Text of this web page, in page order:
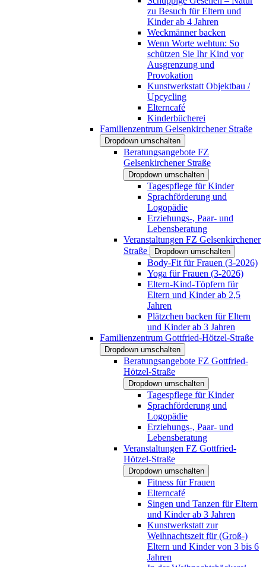
zu Besuch für Eltern und
Kinder ab 4 Jahren
Weckmänner backen
Wenn Worte wehtun: So
schützen Sie Ihr Kind vor
Ausgrenzung und
Provokation
Kunstwerkstatt Objektbau /
Upcycling
Elterncafé
Kinderbücherei
Familienzentrum Gelsenkirchener Straße
Dropdown umschalten
Beratungsangebote FZ
Gelsenkirchener Straße
Dropdown umschalten
Tagespflege für Kinder
Sprachförderung und
Logopädie
Erziehungs-, Paar- und
Lebensberatung
Veranstaltungen FZ Gelsenkirchener
Straße
Dropdown umschalten
Body-Fit für Frauen (3-2026)
Yoga für Frauen (3-2026)
Eltern-Kind-Töpfern für
Eltern und Kinder ab 2,5
Jahren
Plätzchen backen für Eltern
und Kinder ab 3 Jahren
Familienzentrum Gottfried-Hötzel-Straße
Dropdown umschalten
Beratungsangebote FZ Gottfried-
Hötzel-Straße
Dropdown umschalten
Tagespflege für Kinder
Sprachförderung und
Logopädie
Erziehungs-, Paar- und
Lebensberatung
Veranstaltungen FZ Gottfried-
Hötzel-Straße
Dropdown umschalten
Fitness für Frauen
Elterncafé
Singen und Tanzen für Eltern
und Kinder ab 3 Jahren
Kunstwerkstatt zur
Weihnachtszeit für (Groß-)
Eltern und Kinder von 3 bis 6
Jahren